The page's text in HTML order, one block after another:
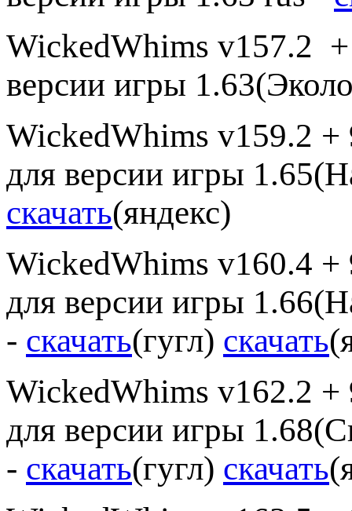
WickedWhims v157.2
версии игры
WickedWhims v159.2 +
для версии игры
скачать(яндекс)
WickedWhims v160.4 +
для версии игры
- скачать(гугл) скачать
WickedWhims v162.2 +
для версии игры
- скачать(гугл) скачать